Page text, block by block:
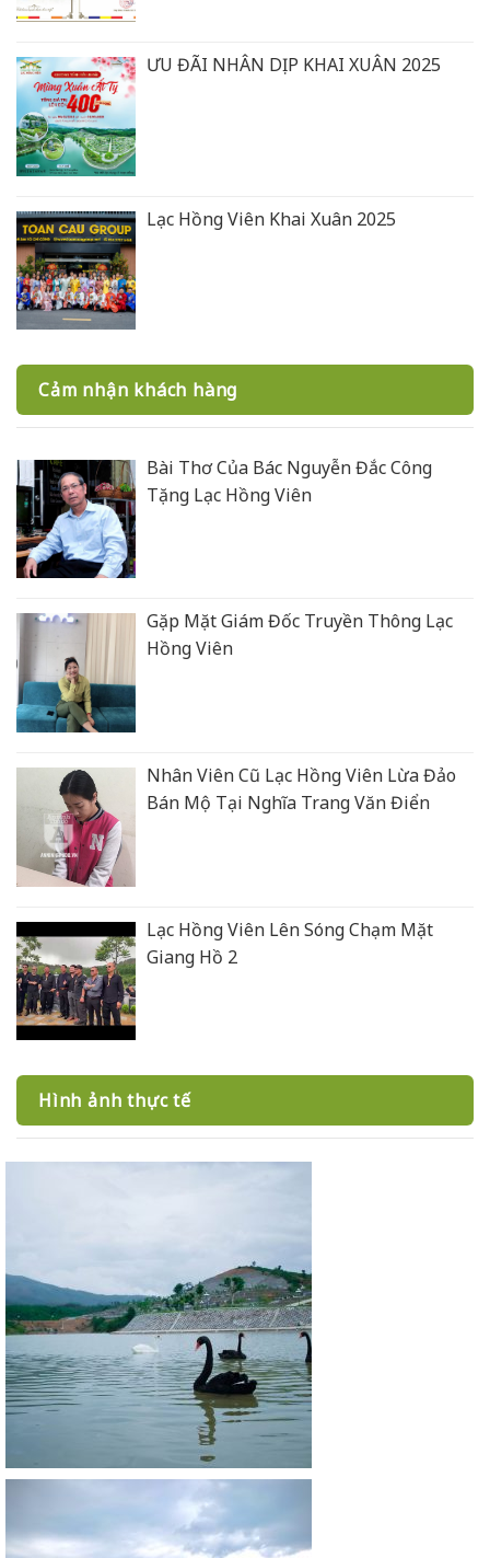
ƯU ĐÃI NHÂN DỊP KHAI XUÂN 2025
Lạc Hồng Viên Khai Xuân 2025
Cảm nhận khách hàng
Bài Thơ Của Bác Nguyễn Đắc Công
Tặng Lạc Hồng Viên
Gặp Mặt Giám Đốc Truyền Thông Lạc
Hồng Viên
Nhân Viên Cũ Lạc Hồng Viên Lừa Đảo
Bán Mộ Tại Nghĩa Trang Văn Điển
Lạc Hồng Viên Lên Sóng Chạm Mặt
Giang Hồ 2
Hình ảnh thực tế